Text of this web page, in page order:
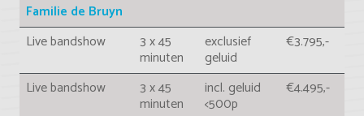
Familie de Bruyn
Live bandshow
3 x 45
minuten
exclusief
geluid
€3.795,-
Live bandshow 3 x 45
minuten
incl. geluid
<500p
€4.495,-